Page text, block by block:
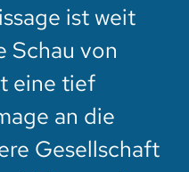
ist weit
Schau von
eine tief
an die
Gesellschaft